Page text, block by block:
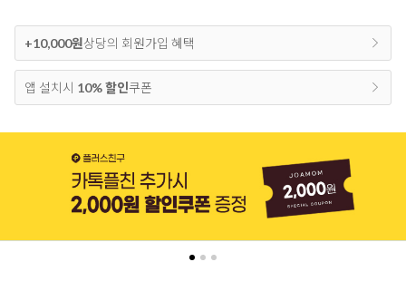
+10,000원상당의 회원가입 혜택
앱 설치시 10% 할인쿠폰